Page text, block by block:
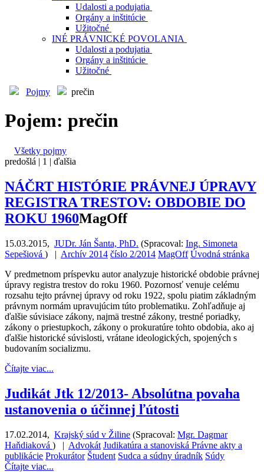
Udalosti a podujatia
Orgány a inštitúcie
Užitočné
INÉ PRÁVNICKÉ POVOLANIA
Udalosti a podujatia
Orgány a inštitúcie
Užitočné
Pojmy prečin
Pojem: prečin
Všetky pojmy
predošlá | 1 | ďalšia
NÁČRT HISTÓRIE PRÁVNEJ ÚPRAVY
REGISTRA TRESTOV: OBDOBIE DO
ROKU 1960MagOff
15.03.2015, JUDr. Ján Šanta, PhD. (Spracoval: Ing. Simoneta
Sepešiová ) | Archív 2014 číslo 2/2014 MagOff Úvodná stránka
V predmetnom príspevku autor analyzuje historické obdobie právnej
úpravy registra trestov do roku 1960. Pozornosť venuje celému
rozsahu tejto právnej úpravy od roku 1922, spolu piatim základným
právnym normám upravujúcim túto problematiku. Zohľadňuje aj
ďalšie súvisiace zákony, najmä trestné zákony, trestné poriadky,
zákony o priestupkoch, zákony o prokuratúre tohto obdobia, ako aj
ďalšie historické súvislosti, vrátane ideologických, spojených s
budovaním socializmu.
Čítajte viac...
Judikát Jtk 12/2013- Absolútna povaha
ustanovenia o účinnej ľútosti
17.02.2014, Krajský súd v Žiline (Spracoval: Mgr. Dagmar
Haňdiaková ) | Advokát Judikatúra a stanoviská Právne akty a
publikácie Prokurátor Študent Sudca a súdny úradník Súdy
Čítajte viac...